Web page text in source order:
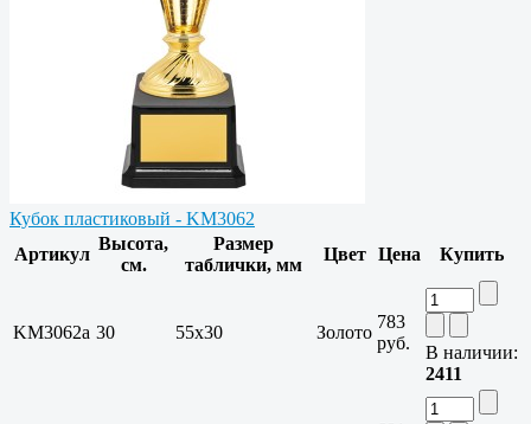
Кубок пластиковый - KM3062
Артикул
Высота,
см.
Размер
таблички, мм
Цвет Цена Купить
KM3062a 30 55x30 Золото
783
руб.
В наличии:
2411